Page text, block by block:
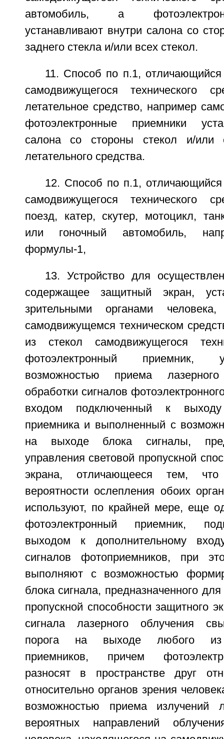
автомобиль, а
устанавливают внутри салона со
заднего стекла и/или всех стекол.
11. Способ по п.1, отличающийся
самодвижущегося технического
летательное средство, например
фотоэлектронные приемники
салона со стороны стекол и/или
летательного средства.
12. Способ по п.1, отличающийся
самодвижущегося технического
поезд, катер, скутер, мотоцикл,
или гоночный автомобиль,
формулы-1,
13. Устройство для
содержащее защитный экран,
зрительными органами
самодвижущемся техническом
из стекол самодвижущегося
фотоэлектронный приемник,
возможностью приема
обработки сигналов
входом подключенный к выходу
приемника и выполненный с
на выходе блока сигналы,
управления световой пропускной
экрана, отличающееся тем,
вероятности ослепления обоих
используют, по крайней мере, еще
фотоэлектронный приемник,
выходом к дополнительному
сигналов фотоприемников, при
выполняют с возможностью
блока сигнала, предназначенного
пропускной способности защитного
сигнала лазерного облучения
порога на выходе любого из
приемников, причем
разносят в пространстве друг
относительно органов зрения
возможностью приема излучений
вероятных направлений